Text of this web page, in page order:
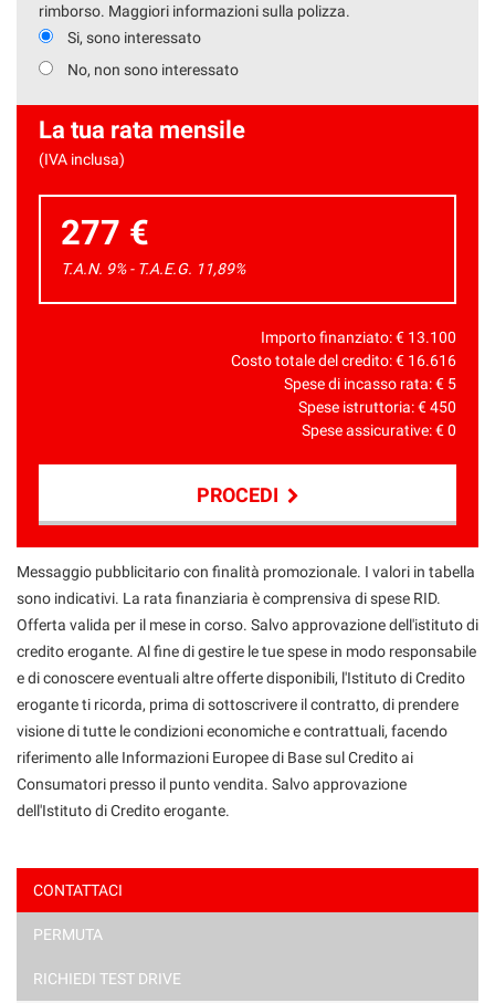
rimborso. Maggiori informazioni sulla polizza.
Si, sono interessato
No, non sono interessato
La tua rata mensile
(IVA inclusa)
277 €
T.A.N. 9% - T.A.E.G. 11,89%
Importo finanziato: € 13.100
Costo totale del credito: € 16.616
Spese di incasso rata: € 5
Spese istruttoria: €450
Spese assicurative: €0
PROCEDI
Contattaci
Ho letto e accetto
marketing
Messaggio pubblicitario con finalità promozionale. I valori in tabella
sono indicativi. La rata finanziaria è comprensiva di spese RID.
Offerta valida per il mese in corso. Salvo approvazione dell'istituto di
credito erogante. Al fine di gestire le tue spese in modo responsabile
e di conoscere eventuali altre offerte disponibili, l'Istituto di Credito
erogante ti ricorda, prima di sottoscrivere il contratto, di prendere
visione di tutte le condizioni economiche e contrattuali, facendo
riferimento alle Informazioni Europee di Base sul Credito ai
Consumatori presso il punto vendita. Salvo approvazione
dell'Istituto di Credito erogante.
CONTATTACI
PERMUTA
RICHIEDI TEST DRIVE